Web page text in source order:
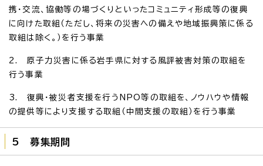
携・交流、協働等の場づくりといったコミュニティ形成等の復興
に向けた取組（ただし、将来の災害への備えや地域振興策に係る
取組は除く。）を行う事業
2. 原子力災害に係る岩手県に対する風評被害対策の取組を
行う事業
3. 復興・被災者支援を行うNPO等の取組を、ノウハウや情報
の提供等により支援する取組（中間支援の取組）を行う事業
5 募集期間